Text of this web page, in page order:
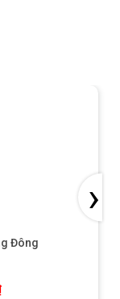
Đông
₫.
Giá hiện tại là:
›